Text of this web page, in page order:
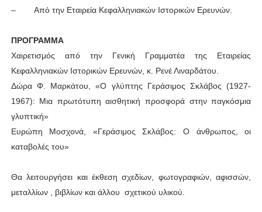
– Από την Εταιρεία Κεφαλληνιακών Ιστορικών Ερευνών.
ΠΡΟΓΡΑΜΜΑ
Χαιρετισμός από την Γενική Γραμματέα της Εταιρείας
Κεφαλληνιακών Ιστορικών Ερευνών, κ. Ρενέ Λιναρδάτου.
Δώρα Φ. Μαρκάτου, «Ο γλύπτης Γεράσιμος Σκλάβος (1927-
1967): Μια πρωτότυπη αισθητική προσφορά στην παγκόσμια
γλυπτική»
Ευρώπη Μοσχονά, «Γεράσιμος Σκλάβος: Ο άνθρωπος, οι
καταβολές του»
Θα λειτουργήσει και έκθεση σχεδίων, φωτογραφιών, αφισσών,
μεταλλίων , βιβλίων και άλλου σχετικού υλικού.